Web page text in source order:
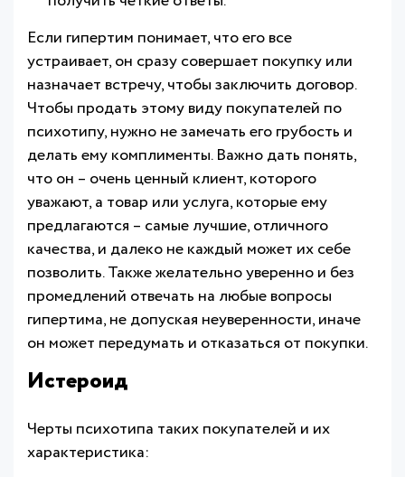
Если гипертим понимает, что его все
устраивает, он сразу совершает покупку или
назначает встречу, чтобы заключить договор.
Чтобы продать этому виду покупателей по
психотипу, нужно не замечать его грубость и
делать ему комплименты. Важно дать понять,
что он – очень ценный клиент, которого
уважают, а товар или услуга, которые ему
предлагаются – самые лучшие, отличного
качества, и далеко не каждый может их себе
позволить. Также желательно уверенно и без
промедлений отвечать на любые вопросы
гипертима, не допуская неуверенности, иначе
он может передумать и отказаться от покупки.
Истероид
Черты психотипа таких покупателей и их
характеристика: